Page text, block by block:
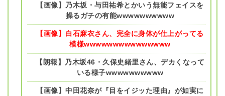
【画像】乃木坂・与田祐希とかいう無能フェイスを
操るガチの有能wwwwwwwwww
【画像】白石麻衣さん、完全に身体が仕上がってる
模様wwwwwwwwwwwwwww
【朗報】乃木坂46・久保史緒里さん、デカくなって
いる様子wwwwwwwwww
【画像】中田花奈が『目をイジッた理由』が如実に